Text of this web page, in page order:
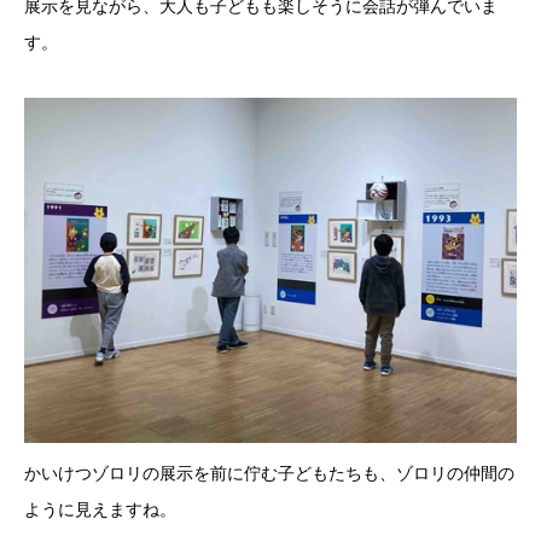
展示を見ながら、大人も子どもも楽しそうに会話が弾んでいま
す。
かいけつゾロリの展示を前に佇む子どもたちも、ゾロリの仲間の
ように見えますね。